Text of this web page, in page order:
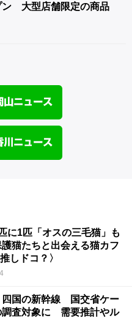
ン 大型店舗限定の商品
に1匹「オスの三毛猫」も
猫たちと出会える猫カフ
しドコ？〉
四国の新幹線 国交省ケー
調査対象に 需要推計やル